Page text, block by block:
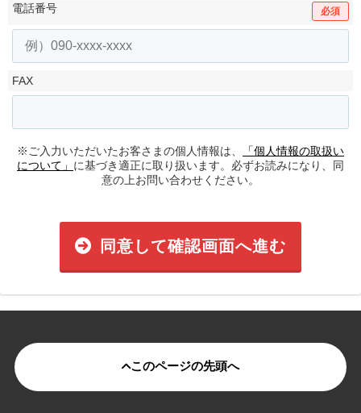
電話番号 必須
FAX
※ご入力いただいたお客さまの個人情報は、
「個人情報の取扱い
について」 に基づき適正に取り扱います。必ずお読みになり、同
意の上お問い合わせください。
同意して確認画面へ進む
このページの先頭へ